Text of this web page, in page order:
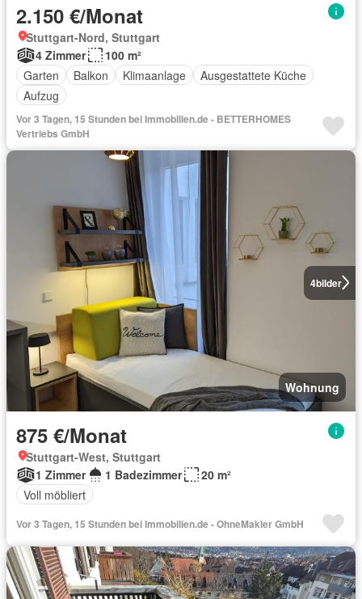
2.150 €/Monat
Stuttgart-Nord, Stuttgart
4 Zimmer
100 m²
Garten
Balkon Klimaanlage
Ausgestattete Küche
Aufzug
Vor 3 Tagen, 15 Stunden bei Immobilien.de - BETTERHOMES
Vertriebs GmbH
4bilder
Wohnung
875 €/Monat
Stuttgart-West, Stuttgart
1 Zimmer
1 Badezimmer
20 m²
Voll möbliert
Vor 3 Tagen, 15 Stunden bei Immobilien.de - OhneMakler GmbH